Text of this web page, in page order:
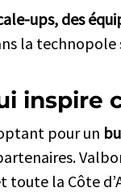
ups, des
la technopole
inspire
pour un
toute la Côte